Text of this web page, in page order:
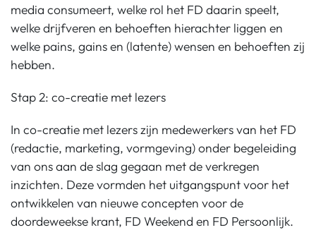
media consumeert, welke rol het FD daarin speelt,
welke drijfveren en behoeften hierachter liggen en
welke pains, gains en (latente) wensen en behoeften zij
hebben.
Stap 2: co-creatie met lezers
In co-creatie met lezers zijn medewerkers van het FD
(redactie, marketing, vormgeving) onder begeleiding
van ons aan de slag gegaan met de verkregen
inzichten. Deze vormden het uitgangspunt voor het
ontwikkelen van nieuwe concepten voor de
doordeweekse krant, FD Weekend en FD Persoonlijk.